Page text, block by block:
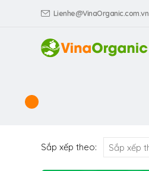
Lienhe@VinaOrganic.com.vn
Sắp xếp theo: